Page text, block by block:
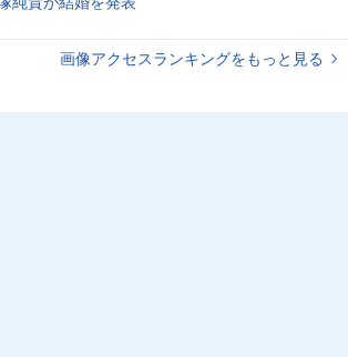
画像アクセスランキングをもっと見る